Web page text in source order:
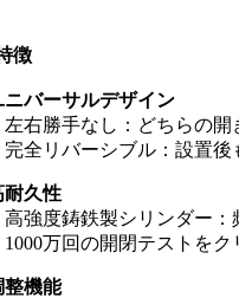
徴
ニバーサルデザイン
左右勝手なし：どちらの
完全リバーシブル：設置後
耐久性
高強度鋳鉄製シリンダー
1000万回の開閉テストを
整機能